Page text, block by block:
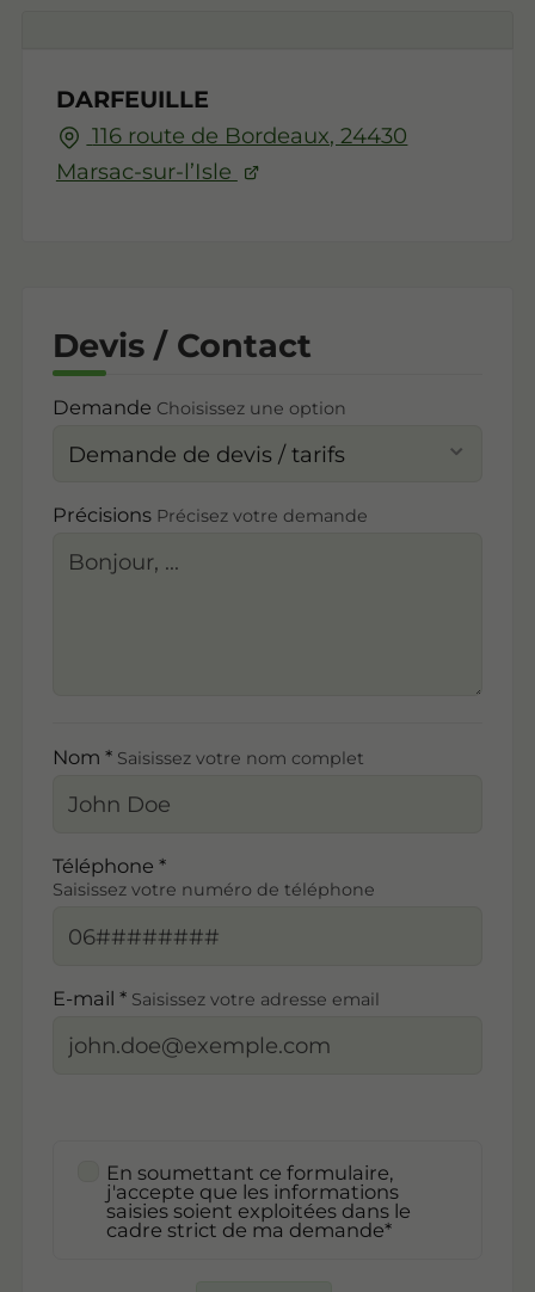
DARFEUILLE
116 route de Bordeaux, 24430
Marsac-sur-l’Isle
Devis / Contact
Demande Choisissez une option
Précisions Précisez votre demande
Nom * Saisissez votre nom complet
Téléphone *
Saisissez votre numéro de téléphone
E-mail * Saisissez votre adresse email
En soumettant ce formulaire,
j'accepte que les informations
saisies soient exploitées dans le
cadre strict de ma demande*